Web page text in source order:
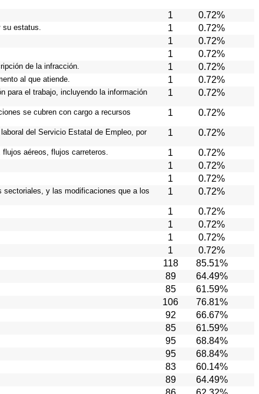
1 0.72%
su estatus. 1 0.72%
1 0.72%
1 0.72%
de la infracción. 1 0.72%
al que atiende. 1 0.72%
para el trabajo, incluyendo la información
1 0.72%
se cubren con cargo a recursos
1 0.72%
del Servicio Estatal de Empleo, por
1 0.72%
aéreos, flujos carreteros. 1 0.72%
1 0.72%
1 0.72%
sectoriales, y las modificaciones que a los
1 0.72%
1 0.72%
1 0.72%
1 0.72%
1 0.72%
118 85.51%
89 64.49%
85 61.59%
106 76.81%
92 66.67%
85 61.59%
95 68.84%
95 68.84%
83 60.14%
89 64.49%